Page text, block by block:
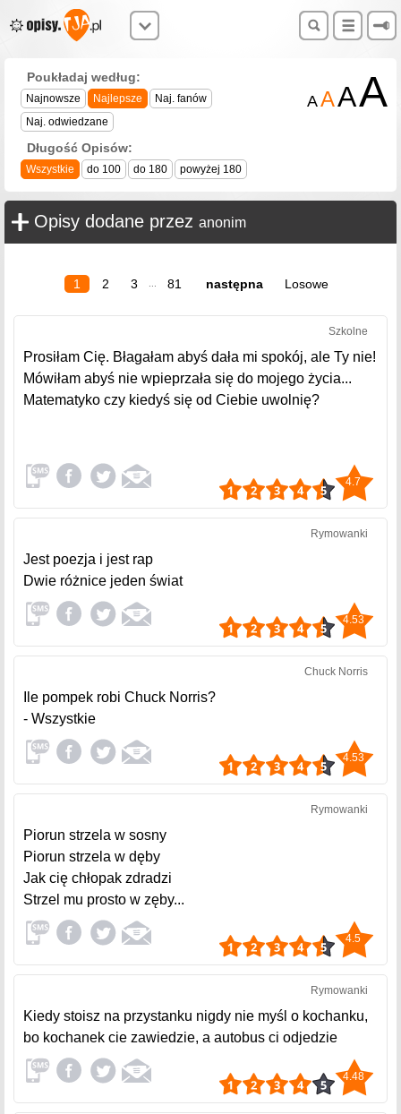
AAAA
Poukładaj według:
Najnowsze Najlepsze
Naj. fanów
Naj. odwiedzane
Długość Opisów:
Wszystkie do 100 do 180 powyżej 180
Opisy dodane przez anonim
1 2 3 81 następna Losowe
Szkolne
Prosiłam Cię. Błagałam abyś dała mi spokój, ale Ty nie!
Mówiłam abyś nie wpieprzała się do mojego życia...
Matematyko czy kiedyś się od Ciebie uwolnię?
4.7
Rymowanki
Jest poezja i jest rap
Dwie różnice jeden świat
4.53
Chuck Norris
Ile pompek robi Chuck Norris?
- Wszystkie
4.53
Rymowanki
Piorun strzela w sosny
Piorun strzela w dęby
Jak cię chłopak zdradzi
Strzel mu prosto w zęby...
4.5
Rymowanki
Kiedy stoisz na przystanku nigdy nie myśl o kochanku,
bo kochanek cie zawiedzie, a autobus ci odjedzie
4.48